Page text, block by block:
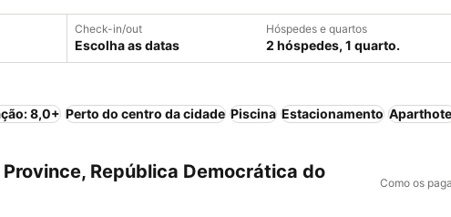
Check-in/out
Escolha as datas
Hóspedes e quartos
2 hóspedes, 1 quarto.
8,0+ Perto do centro da cidade Piscina Estacionamento
República Democrática do
Como os